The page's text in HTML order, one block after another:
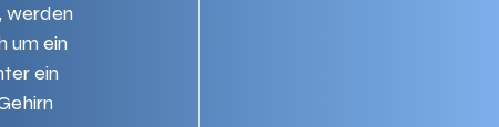
werden
um ein
ein